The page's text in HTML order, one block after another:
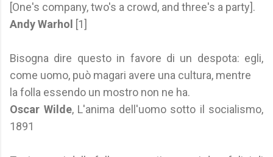
[One's company, two's a crowd, and three's a party].
Andy Warhol
[1]
Bisogna dire questo in favore di un despota: egli,
come uomo, può magari avere una cultura, mentre
la folla essendo un mostro non ne ha.
Oscar Wilde, L'anima dell'uomo sotto il socialismo,
1891